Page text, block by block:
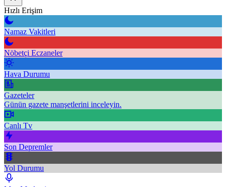
Hızlı Erişim
Namaz Vakitleri
Nöbetçi Eczaneler
Hava Durumu
Gazeteler
Günün gazete manşetlerini inceleyin.
Canlı Tv
Son Depremler
Yol Durumu